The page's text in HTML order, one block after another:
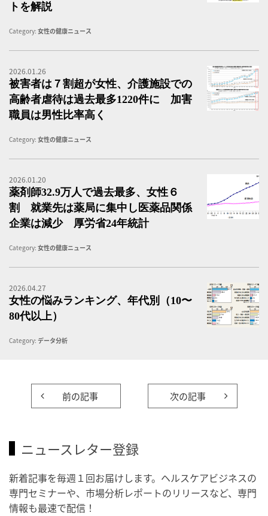
トを解説
Category: 女性の健康ニュース
2026.01.26
被害者は７割超が女性、介護施設での
高齢者虐待は過去最多1220件に 加害
職員は男性比率高く
Category: 女性の健康ニュース
2026.01.20
薬剤師32.9万人で過去最多、女性６
割 就業先は薬局に集中し医薬品関係
企業は減少 厚労省24年統計
Category: 女性の健康ニュース
2026.04.27
女性の悩みランキング、年代別（10〜
80代以上）
Category: データ分析
前の記事 次の記事
ニュースレター登録
新着記事を毎週１回お届けします。ヘルスケアビジネスの
専門セミナーや、市場分析レポートのリリースなど、専門
情報も最速で配信！